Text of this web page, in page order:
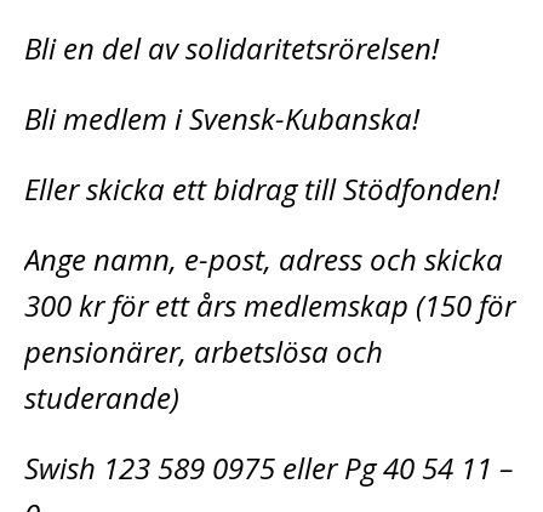
Bli en del av solidaritetsrörelsen!
Bli medlem i Svensk-Kubanska!
Eller skicka ett bidrag till Stödfonden!
Ange namn, e-post, adress och skicka
300 kr för ett års medlemskap (150 för
pensionärer, arbetslösa och
studerande)
Swish 123 589 0975 eller Pg 40 54 11 –